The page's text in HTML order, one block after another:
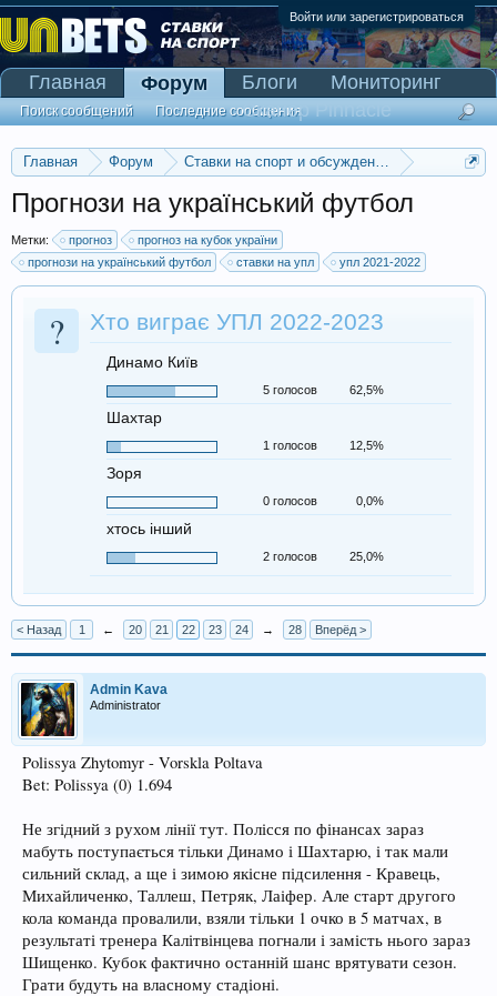
Войти или зарегистрироваться
Главная Форум
Ставки на спорт и обсуждение спортивных
Прогнози на український футбол
Метки: прогноз
прогноз на кубок україни
прогнози на український футбол
ставки на упл упл 2021-2022
? Хто виграє УПЛ 2022-2023
Динамо Київ
5 голосов 62,5%
Шахтар
1 голосов 12,5%
Зоря
0 голосов 0,0%
хтось інший
2 голосов 25,0%
< Назад 1 ← 20 21 22 23 24 → 28 Вперёд >
Admin Kava
Administrator
Polissya Zhytomyr - Vorskla Poltava
Bet: Polissya (0) 1.694
Не згідний з рухом лінії тут. Полісся по фінансах зараз
мабуть поступається тільки Динамо і Шахтарю, і так мали
сильний склад, а ще і зимою якісне підсилення - Кравець,
Михайличенко, Таллеш, Петряк, Лаіфер. Але старт другого
кола команда провалили, взяли тільки 1 очко в 5 матчах, в
результаті тренера Калітвінцева погнали і замість нього зараз
Шищенко. Кубок фактично останній шанс врятувати сезон.
Грати будуть на власному стадіоні.
Главная Форум
Поиск сообщений Последние сообщения
Блоги
Мониторинг
Сканер Pinnacle